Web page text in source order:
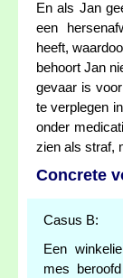
En als Jan
een
heeft,
behoort Jan
gevaar is
te verplegen
onder
zien als straf,
Concrete
Casus B:
Een
mes